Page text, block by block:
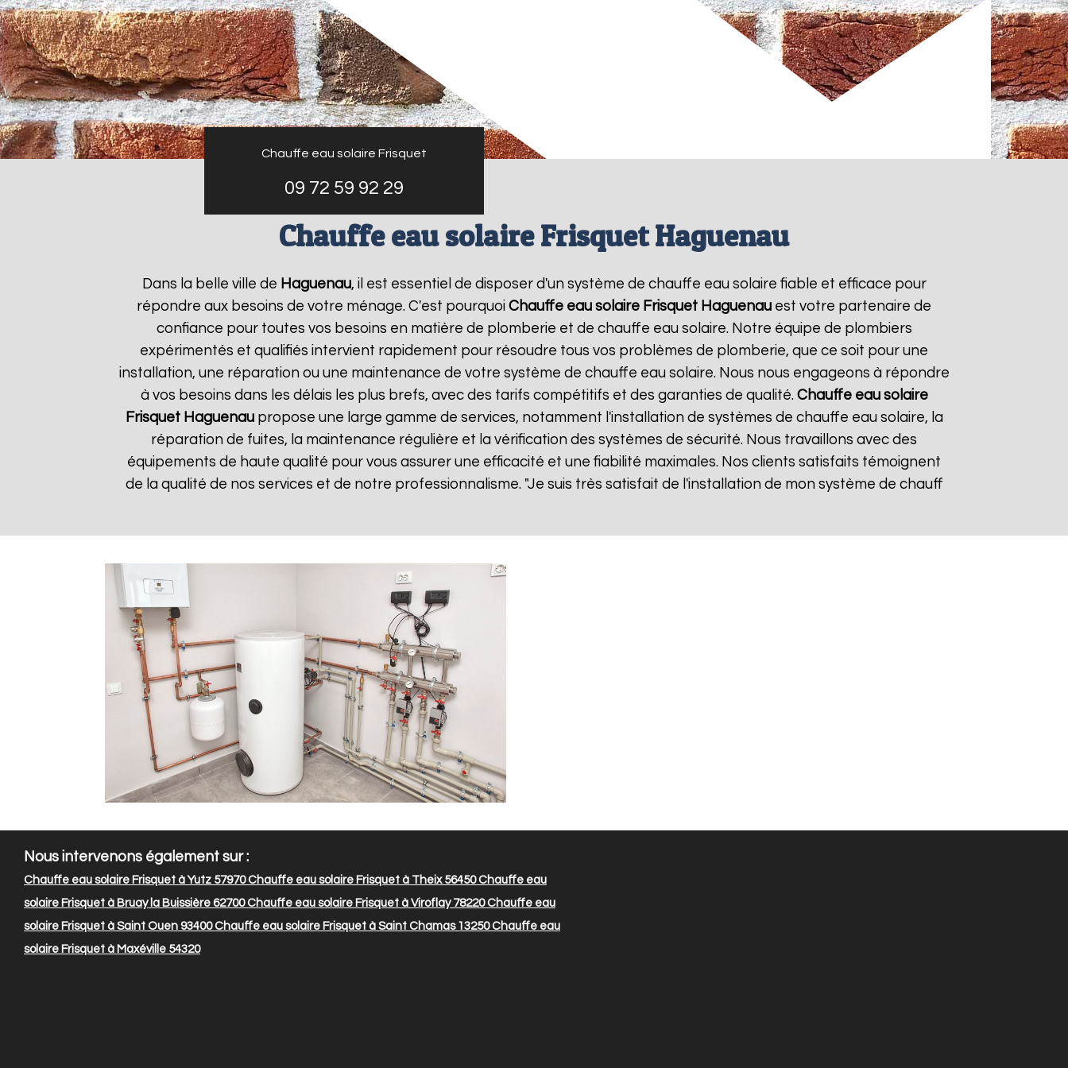
Chauffe eau solaire Frisquet
09 72 59 92 29
Chauffe eau solaire Frisquet Haguenau
Dans la belle ville de Haguenau, il est essentiel de disposer d'un système de chauffe eau solaire fiable et efficace pour
répondre aux besoins de votre ménage. C'est pourquoi Chauffe eau solaire Frisquet Haguenau est votre partenaire de
confiance pour toutes vos besoins en matière de plomberie et de chauffe eau solaire. Notre équipe de plombiers
expérimentés et qualifiés intervient rapidement pour résoudre tous vos problèmes de plomberie, que ce soit pour une
installation, une réparation ou une maintenance de votre système de chauffe eau solaire. Nous nous engageons à répondre
à vos besoins dans les délais les plus brefs, avec des tarifs compétitifs et des garanties de qualité. Chauffe eau solaire
Frisquet Haguenaupropose une large gamme de services, notamment l'installation de systèmes de chauffe eau solaire, la
réparation de fuites, la maintenance régulière et la vérification des systèmes de sécurité. Nous travaillons avec des
équipements de haute qualité pour vous assurer une efficacité et une fiabilité maximales. Nos clients satisfaits témoignent
de la qualité de nos services et de notre professionnalisme. "Je suis très satisfait de l'installation de mon système de chauff
Nous intervenons également sur :
Chauffe eau solaire Frisquet à Yutz 57970Chauffe eau solaire Frisquet à Theix 56450Chauffe eau
solaire Frisquet à Bruay la Buissière 62700Chauffe eau solaire Frisquet à Viroflay 78220Chauffe eau
solaire Frisquet à Saint Ouen 93400Chauffe eau solaire Frisquet à Saint Chamas 13250Chauffe eau
solaire Frisquet à Maxéville 54320